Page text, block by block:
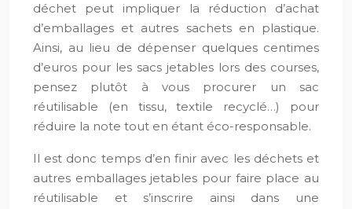
déchet peut impliquer la réduction d’achat
d’emballages et autres sachets en plastique.
Ainsi, au lieu de dépenser quelques centimes
d’euros pour les sacs jetables lors des courses,
pensez plutôt à vous procurer un sac
réutilisable (en tissu, textile recyclé…) pour
réduire la note tout en étant éco-responsable.
Il est donc temps d’en finir avec les déchets et
autres emballages jetables pour faire place au
réutilisable et s’inscrire ainsi dans une